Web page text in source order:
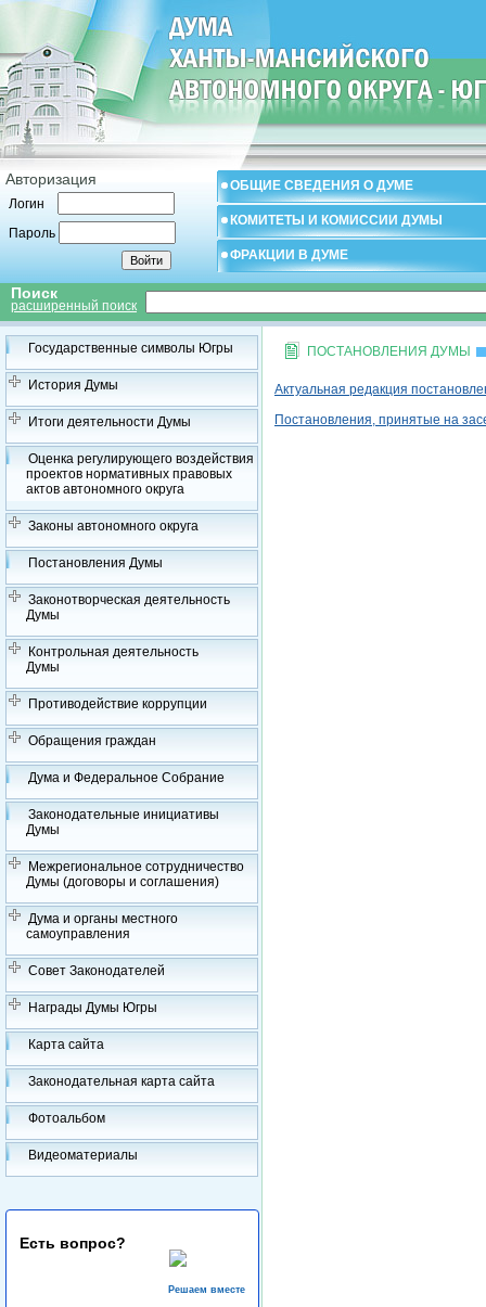
Авторизация
Логин
Пароль
ОБЩИЕ СВЕДЕНИЯ О ДУМЕ
КОМИТЕТЫ И КОМИССИИ ДУМЫ
ФРАКЦИИ В ДУМЕ
Поиск
расширенный поиск
Государственные символы Югры
История Думы
Итоги деятельности Думы
Оценка регулирующего воздействия
проектов нормативных правовых
актов автономного округа
Законы автономного округа
Постановления Думы
Законотворческая деятельность
Думы
Контрольная деятельность
Думы
Противодействие коррупции
Обращения граждан
Дума и Федеральное Собрание
Законодательные инициативы
Думы
Межрегиональное сотрудничество
Думы (договоры и соглашения)
Дума и органы местного
самоуправления
Совет Законодателей
Награды Думы Югры
Карта сайта
Законодательная карта сайта
Фотоальбом
Видеоматериалы
Есть вопрос?
Решаем вместе
ПОСТАНОВЛЕНИЯ ДУМЫ
Актуальная редакция
Постановления, принятые на